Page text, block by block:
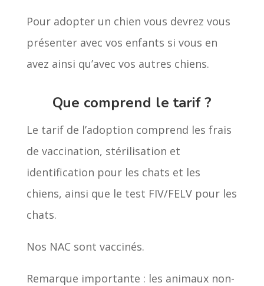
Pour adopter un chien vous devrez vous
présenter avec vos enfants si vous en
avez ainsi qu’avec vos autres chiens.
Que comprend le tarif ?
Le tarif de l’adoption comprend les frais
de vaccination, stérilisation et
identification pour les chats et les
chiens, ainsi que le test FIV/FELV pour les
chats.
Nos NAC sont vaccinés.
Remarque importante : les animaux non-